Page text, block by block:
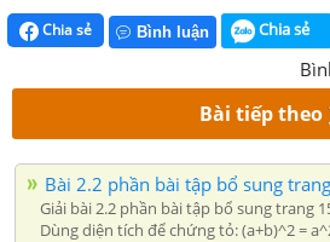
Chia sẻ Bình luận Chia sẻ
Bài tiếp theo
Bài 2.2 phần bài tập bổ sung
Giải bài 2.2 phần bài tập bổ sung trang
Dùng diện tích để chứng tỏ: (a+b)^2 =